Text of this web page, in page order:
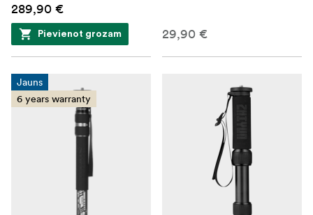
289,90 €
Pievienot grozam 29,90 €
Jauns
6 years warranty